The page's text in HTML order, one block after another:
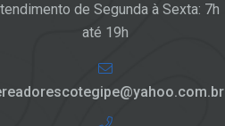
de Segunda à Sexta: 7h
até 19h